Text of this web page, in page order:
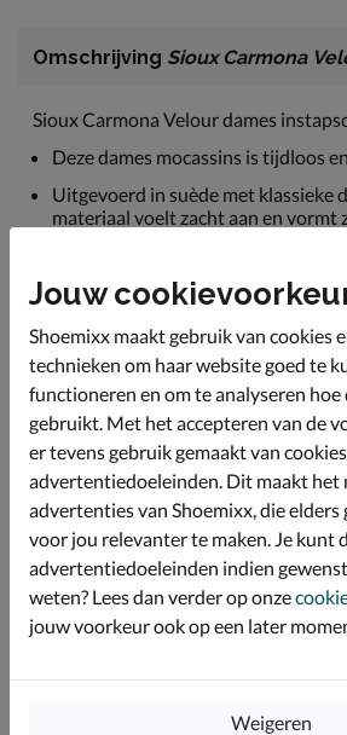
Omschrijving Sioux Carmona
Sioux Carmona Velour dames
Deze dames mocassins is tijdloos
Uitgevoerd in suède met klassieke
materiaal voelt zacht aan en vormt
Gevoerd met zacht textiel voor een
leren bekleding. Omdat het voetbed
de loafer ook geschikt voor eigen
Afgewerkt met een gripvaste zool
Specificaties
Over Sioux
Bekijk meer
Jouw
Shoemixx maakt gebruik van cookies
technieken om haar website goed te
functioneren en om te analyseren
gebruikt. Met het accepteren van de
er tevens gebruik gemaakt van
advertentiedoeleinden. Dit maakt het
advertenties van Shoemixx, die
voor jou relevanter te maken. Je kunt
advertentiedoeleinden indien
weten? Lees dan verder op onze
jouw voorkeur ook op een later
Weigeren